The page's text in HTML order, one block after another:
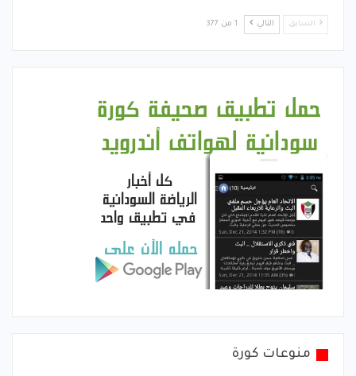
السابق التالي 1 من 377
منوعات كورة